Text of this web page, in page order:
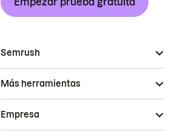
Semrush
Más herramientas
Empresa